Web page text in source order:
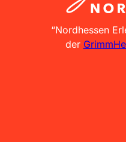
GrimmHeimat NordHessen
“Nordhessen
der